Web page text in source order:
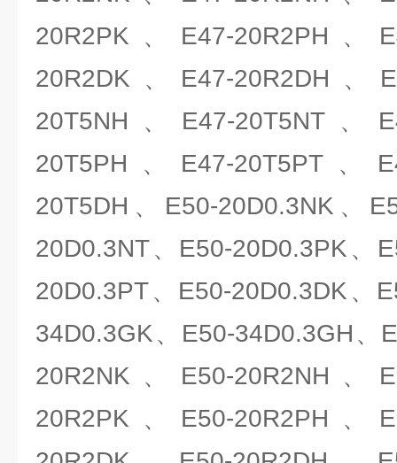
20R2PK、E47-20R2PH、
20R2DK、E47-20R2DH、
20T5NH、E47-20T5NT、
20T5PH、E47-20T5PT、
20T5DH、E50-20D0.3NK、
20D0.3NT、E50-20D0.3PK、
20D0.3PT、E50-20D0.3DK、
34D0.3GK、E50-34D0.3GH、
20R2NK、E50-20R2NH、
20R2PK、E50-20R2PH、